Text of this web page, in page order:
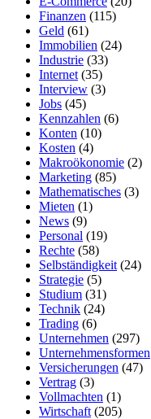
Finanzen (115)
Geld (61)
Immobilien (24)
Industrie (33)
Internet (35)
Interview (3)
Jobs (45)
Kennzahlen (6)
Konten (10)
Kosten (4)
Makroökonomie (2)
Marketing (85)
Mathematisches (3)
Mieten (1)
News (9)
Personal (19)
Rechte (58)
Selbständigkeit (24)
Strategie (5)
Studium (31)
Technik (24)
Trading (6)
Unternehmen (297)
Unternehmensformen
Versicherungen (47)
Vertrag (3)
Vollmachten (1)
Wirtschaft (205)